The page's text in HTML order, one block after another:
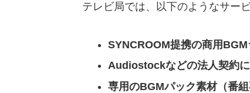
テレビ局では、以下のようなサー
SYNCROOM提携の商用BGM
Audiostockなどの法人契約
専用のBGMパック素材（番組